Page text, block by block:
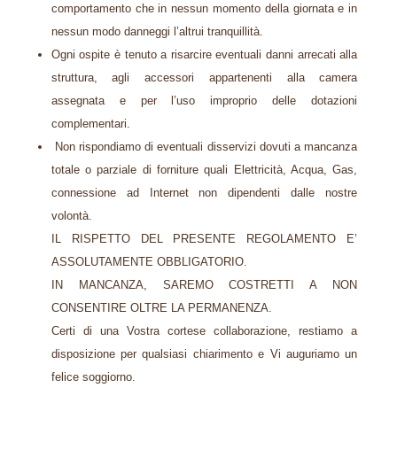
comportamento che in nessun momento della giornata e in
nessun modo danneggi l’altrui tranquillità.
Ogni ospite è tenuto a risarcire eventuali danni arrecati alla
struttura, agli accessori appartenenti alla camera
assegnata e per l’uso improprio delle dotazioni
complementari.
Non rispondiamo di eventuali disservizi dovuti a mancanza
totale o parziale di forniture quali Elettricità, Acqua, Gas,
connessione ad Internet non dipendenti dalle nostre
volontà.​
IL RISPETTO DEL PRESENTE REGOLAMENTO E’
ASSOLUTAMENTE OBBLIGATORIO.
IN MANCANZA, SAREMO COSTRETTI A NON
CONSENTIRE OLTRE LA PERMANENZA.
Certi di una Vostra cortese collaborazione, restiamo a
disposizione per qualsiasi chiarimento e Vi auguriamo un
felice soggiorno.